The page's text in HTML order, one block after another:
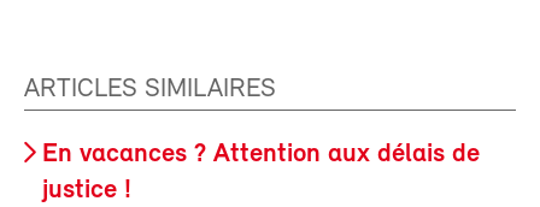
ARTICLES SIMILAIRES
En vacances ? Attention aux délais de
justice !